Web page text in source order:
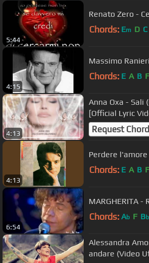
5:44
Renato Zero -
Chords: Em D C
4:15
Massimo
Chords: E A B
4:13
Anna Oxa - Sali
[Official Lyric
Request
4:13
Perdere l'amore
Chords: E A B
6:54
MARGHERITA -
Chords: Ab F B
Alessandra
andare (Video